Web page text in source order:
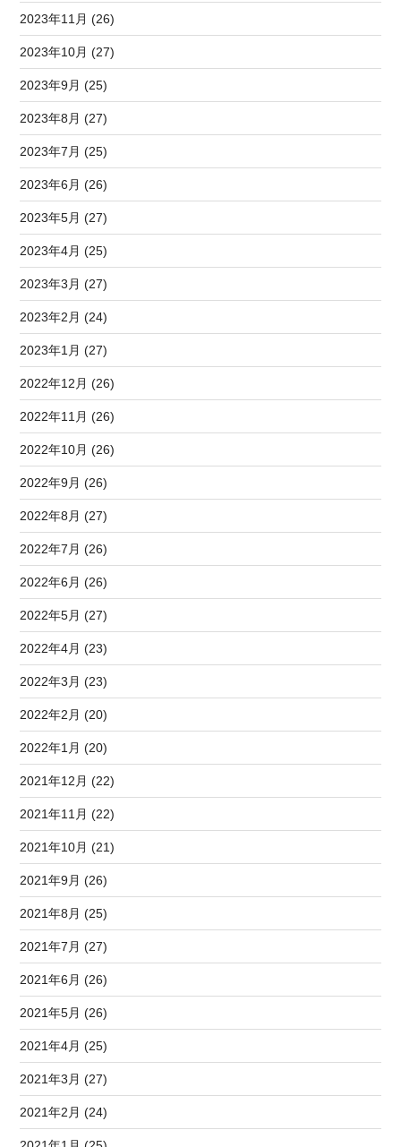
2023年11月 (26)
2023年10月 (27)
2023年9月 (25)
2023年8月 (27)
2023年7月 (25)
2023年6月 (26)
2023年5月 (27)
2023年4月 (25)
2023年3月 (27)
2023年2月 (24)
2023年1月 (27)
2022年12月 (26)
2022年11月 (26)
2022年10月 (26)
2022年9月 (26)
2022年8月 (27)
2022年7月 (26)
2022年6月 (26)
2022年5月 (27)
2022年4月 (23)
2022年3月 (23)
2022年2月 (20)
2022年1月 (20)
2021年12月 (22)
2021年11月 (22)
2021年10月 (21)
2021年9月 (26)
2021年8月 (25)
2021年7月 (27)
2021年6月 (26)
2021年5月 (26)
2021年4月 (25)
2021年3月 (27)
2021年2月 (24)